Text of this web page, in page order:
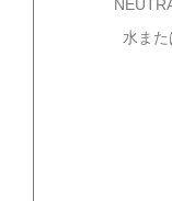
水また